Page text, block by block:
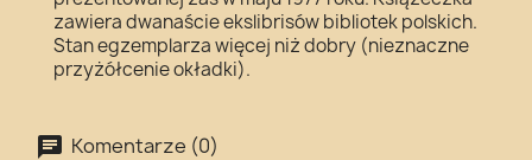
zawiera dwanaście ekslibrisów bibliotek polskich.
Stan egzemplarza więcej niż dobry (nieznaczne
przyżółcenie okładki).
Komentarze (0)